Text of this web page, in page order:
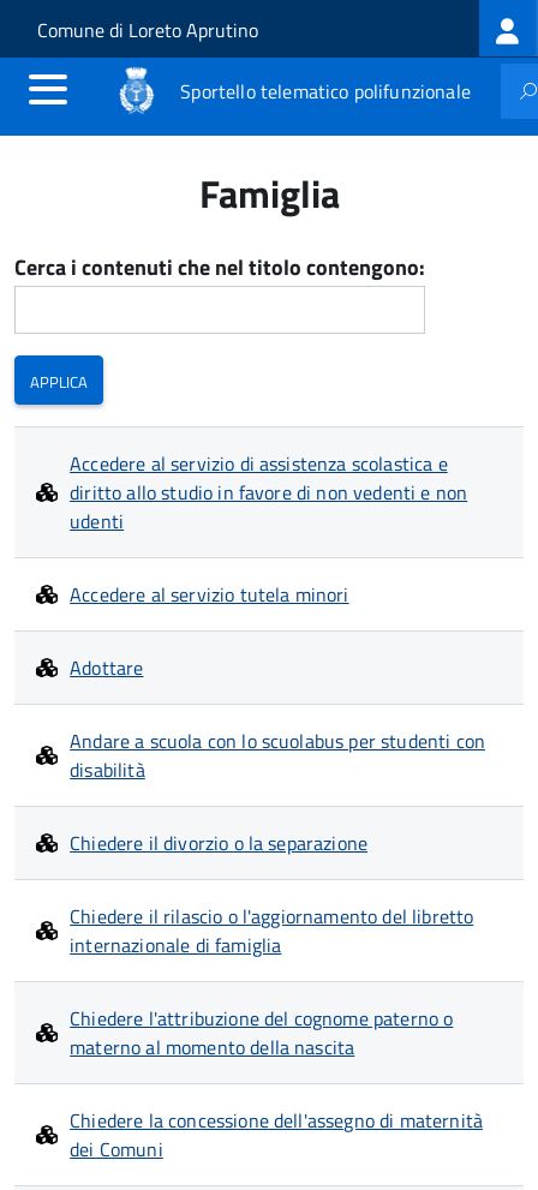
Salta al contenuto principale
Skip to site navigation
Comune di Loreto Aprutino
Sportello telematico polifunzionale
Famiglia
Cerca i contenuti che nel titolo contengono:
Accedere al servizio di assistenza scolastica e
diritto allo studio in favore di non vedenti e non
udenti
Accedere al servizio tutela minori
Adottare
Andare a scuola con lo scuolabus per studenti con
disabilità
Chiedere il divorzio o la separazione
Chiedere il rilascio o l'aggiornamento del libretto
internazionale di famiglia
Chiedere l'attribuzione del cognome paterno o
materno al momento della nascita
Chiedere la concessione dell'assegno di maternità
dei Comuni